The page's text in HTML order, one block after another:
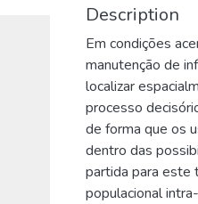
Description
Em condições
manutenção de
localizar
processo
de forma que os
dentro das
partida para este
populacional